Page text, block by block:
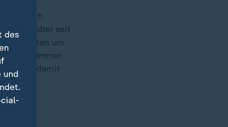
"Ich
"aber seit
um
und immer
damit
des
und